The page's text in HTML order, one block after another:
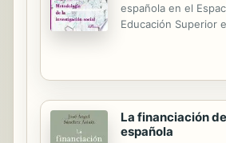
española en el
Educación Superior
adaptación de los
pedagógicos
insertan en un
desarrollar las
habilidades
el dominio de las
La financiación
española